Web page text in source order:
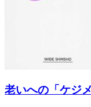
老いへの「ケジ